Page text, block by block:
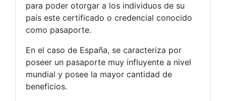
para poder otorgar a los individuos de su
país este certificado o credencial conocido
como pasaporte.
En el caso de España, se caracteriza por
poseer un pasaporte muy influyente a nivel
mundial y posee la mayor cantidad de
beneficios.